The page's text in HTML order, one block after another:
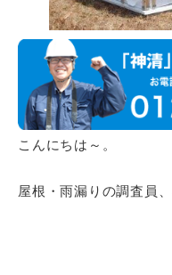
こんにちは～。
屋根・雨漏りの調査員